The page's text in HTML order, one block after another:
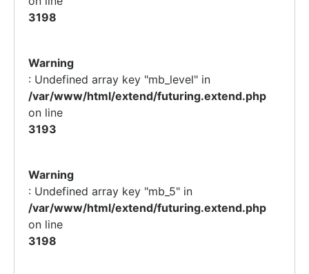
3198
Warning
: Undefined array key "mb_level" in
/var/www/html/extend/futuring.extend.php
on line
3193
Warning
: Undefined array key "mb_5" in
/var/www/html/extend/futuring.extend.php
on line
3198